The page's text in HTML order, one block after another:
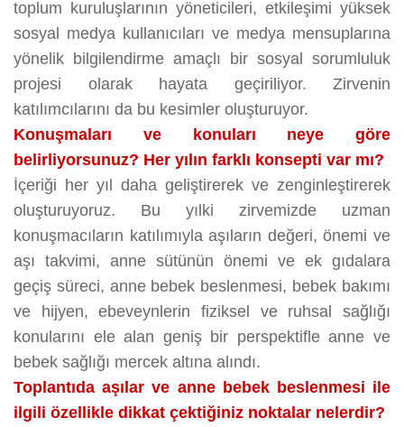
toplum kuruluşlarının yöneticileri, etkileşimi yüksek
sosyal medya kullanıcıları ve medya mensuplarına
yönelik bilgilendirme amaçlı bir sosyal sorumluluk
projesi olarak hayata geçiriliyor. Zirvenin
katılımcılarını da bu kesimler oluşturuyor.
Konuşmaları ve konuları neye göre
belirliyorsunuz? Her yılın farklı konsepti var mı?
İçeriği her yıl daha geliştirerek ve zenginleştirerek
oluşturuyoruz. Bu yılki zirvemizde uzman
konuşmacıların katılımıyla aşıların değeri, önemi ve
aşı takvimi, anne sütünün önemi ve ek gıdalara
geçiş süreci, anne bebek beslenmesi, bebek bakımı
ve hijyen, ebeveynlerin fiziksel ve ruhsal sağlığı
konularını ele alan geniş bir perspektifle anne ve
bebek sağlığı mercek altına alındı.
Toplantıda aşılar ve anne bebek beslenmesi ile
ilgili özellikle dikkat çektiğiniz noktalar nelerdir?